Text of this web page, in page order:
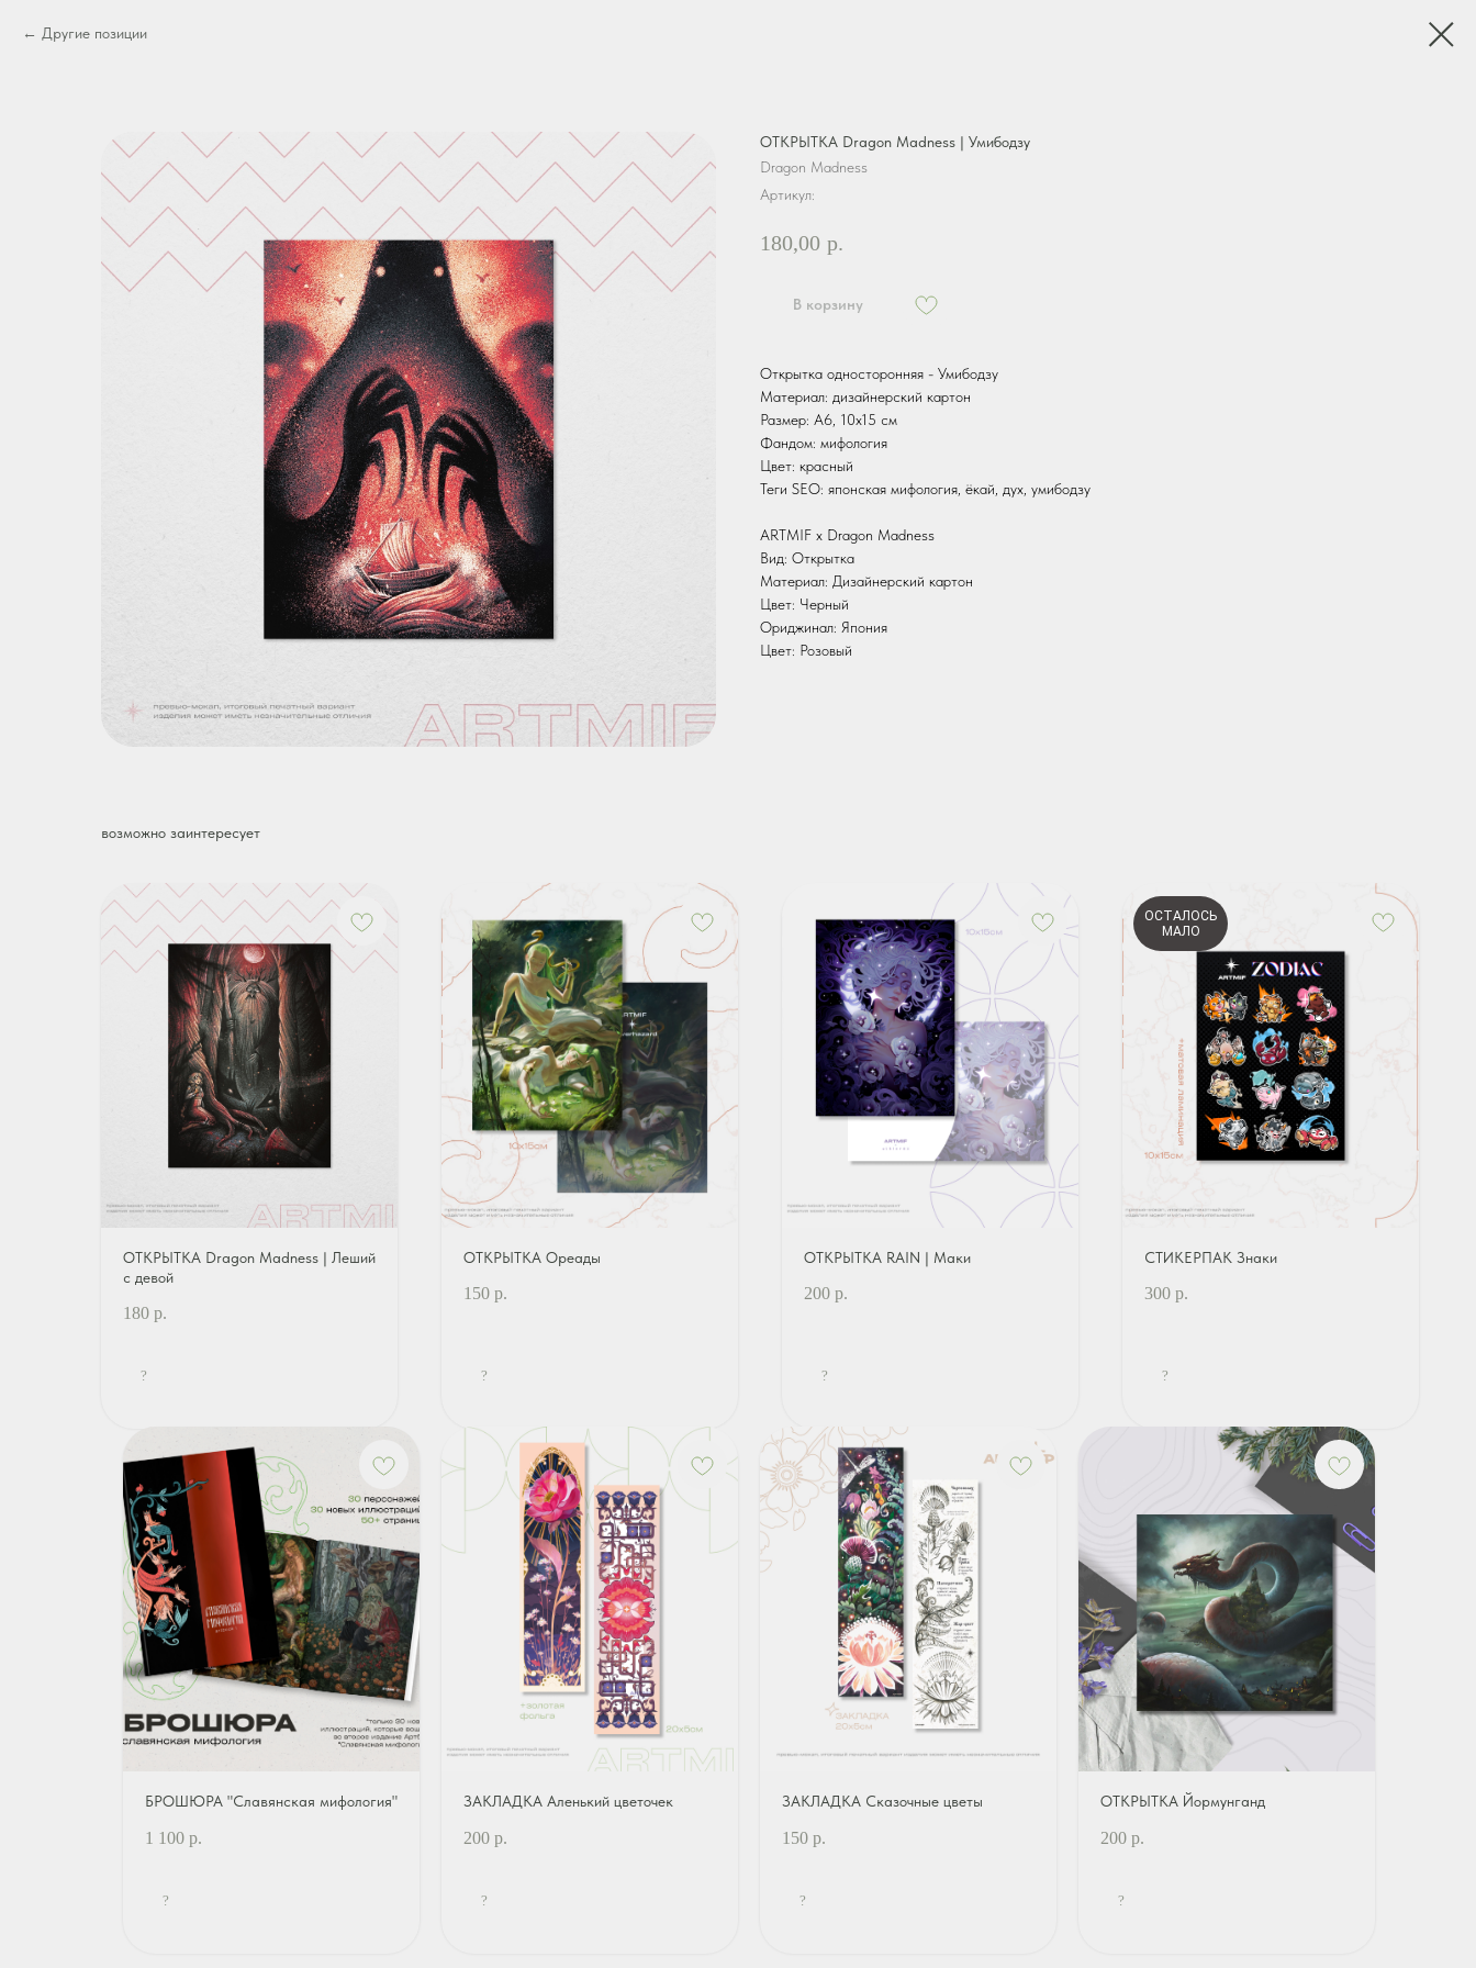
Другие позиции
ОТКРЫТКА Dragon Madness | Умибодзу
Dragon Madness
Артикул:
180,00 р.
В корзину
Открытка односторонняя - Умибодзу
Материал: дизайнерский картон
Размер: А6, 10х15 см
Фандом: мифология
Цвет: красный
Теги SEO: японская мифология, ёкай, дух, умибодзу
ARTMIF х Dragon Madness
Вид: Открытка
Материал: Дизайнерский картон
Цвет: Черный
Ориджинал: Япония
Цвет: Розовый
возможно заинтересует
ОТКРЫТКА Dragon Madness | Леший
с девой
180 р.
?
ОТКРЫТКА Ореады
150 р.
?
ОТКРЫТКА RAIN | Маки
200 р.
?
ОСТАЛОСЬ
МАЛО
СТИКЕРПАК Знаки
300 р.
?
БРОШЮРА "Славянская мифология"
1 100 р.
?
ЗАКЛАДКА Аленький цветочек
200 р.
?
ЗАКЛАДКА Сказочные цветы
150 р.
?
ОТКРЫТКА Йормунганд
200 р.
?